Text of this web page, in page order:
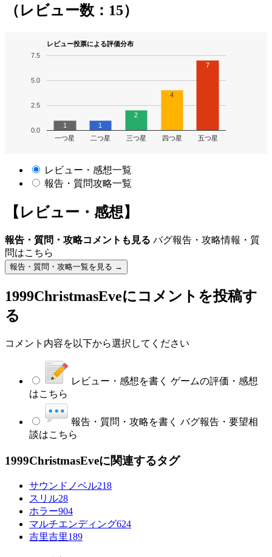
（レビュー数：15）
レビュー投票による評価分布
一つ星 二つ星 三つ星 四つ星 五つ星
0.0
2.5
5.0
7.5
1 1
2
4
7
レビュー・感想一覧
報告・質問攻略一覧
【レビュー・感想】
報告・質問・攻略コメントも見る バグ報告・攻略情報・質
問はこちら
報告・質問・攻略一覧を見る →
1999ChristmasEveにコメントを投稿す
る
コメント内容を以下から選択してください
レビュー・感想を書く ゲームの評価・感想
はこちら
報告・質問・攻略を書く バグ報告・要望相
談はこちら
1999ChristmasEveに関連するタグ
サウンドノベル218
スリル28
ホラー904
マルチエンディング624
吉里吉里189